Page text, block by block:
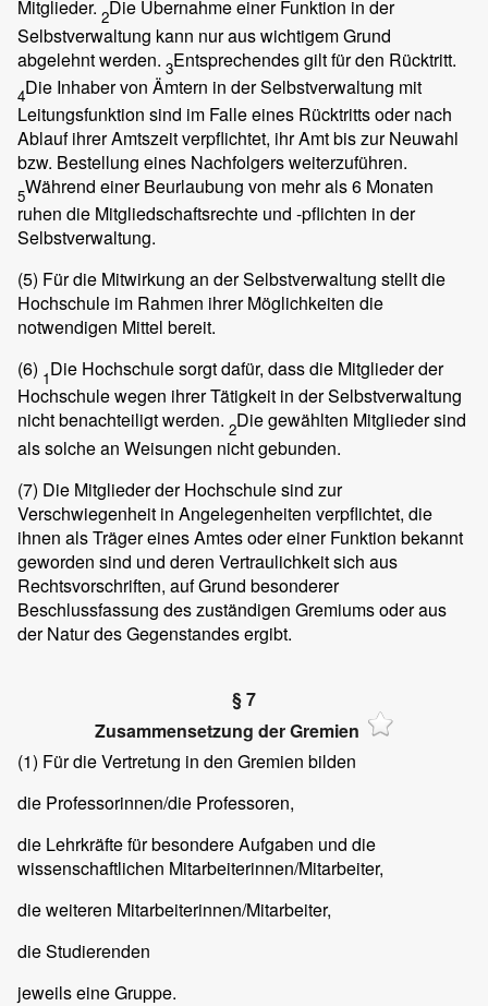
Mitglieder. 2Die Übernahme einer Funktion in der
Selbstverwaltung kann nur aus wichtigem Grund
abgelehnt werden. 3Entsprechendes gilt für den Rücktritt.
4Die Inhaber von Ämtern in der Selbstverwaltung mit
Leitungsfunktion sind im Falle eines Rücktritts oder nach
Ablauf ihrer Amtszeit verpflichtet, ihr Amt bis zur Neuwahl
bzw. Bestellung eines Nachfolgers weiterzuführen.
5Während einer Beurlaubung von mehr als 6 Monaten
ruhen die Mitgliedschaftsrechte und -pflichten in der
Selbstverwaltung.
(5) Für die Mitwirkung an der Selbstverwaltung stellt die
Hochschule im Rahmen ihrer Möglichkeiten die
notwendigen Mittel bereit.
(6) 1Die Hochschule sorgt dafür, dass die Mitglieder der
Hochschule wegen ihrer Tätigkeit in der Selbstverwaltung
nicht benachteiligt werden. 2Die gewählten Mitglieder sind
als solche an Weisungen nicht gebunden.
(7) Die Mitglieder der Hochschule sind zur
Verschwiegenheit in Angelegenheiten verpflichtet, die
ihnen als Träger eines Amtes oder einer Funktion bekannt
geworden sind und deren Vertraulichkeit sich aus
Rechtsvorschriften, auf Grund besonderer
Beschlussfassung des zuständigen Gremiums oder aus
der Natur des Gegenstandes ergibt.
§ 7
Zusammensetzung der Gremien
(1) Für die Vertretung in den Gremien bilden
die Professorinnen/die Professoren,
die Lehrkräfte für besondere Aufgaben und die
wissenschaftlichen Mitarbeiterinnen/Mitarbeiter,
die weiteren Mitarbeiterinnen/Mitarbeiter,
die Studierenden
jeweils eine Gruppe.